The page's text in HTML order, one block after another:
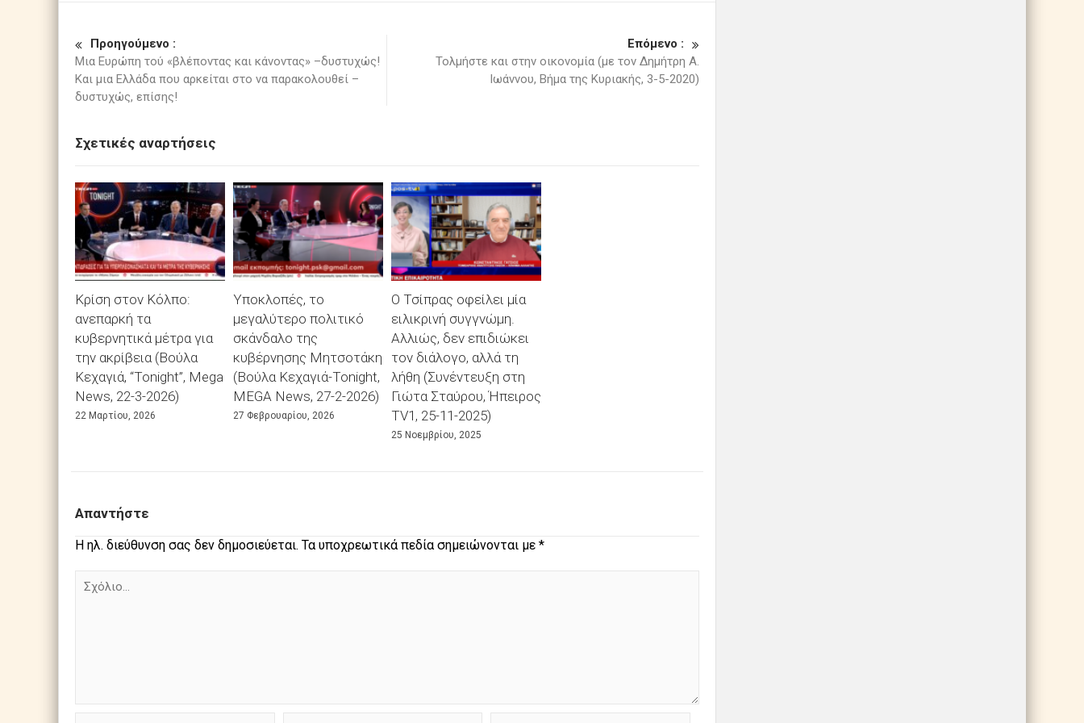
Προηγούμενο :
Μια Ευρώπη τού «βλέποντας και κάνοντας» –δυστυχώς!
Και μια Ελλάδα που αρκείται στο να παρακολουθεί –
δυστυχώς, επίσης!
Επόμενο :
Τολμήστε και στην οικονομία (με τον Δημήτρη Α.
Ιωάννου, Βήμα της Κυριακής, 3-5-2020)
Σχετικές αναρτήσεις
Κρίση στον Κόλπο:
ανεπαρκή τα
κυβερνητικά μέτρα για
την ακρίβεια (Βούλα
Κεχαγιά, “Tonight”, Mega
News, 22-3-2026)
22 Μαρτίου, 2026
Υποκλοπές, το
μεγαλύτερο πολιτικό
σκάνδαλο της
κυβέρνησης Μητσοτάκη
(Βούλα Κεχαγιά-Tonight,
MEGA News, 27-2-2026)
27 Φεβρουαρίου, 2026
Ο Τσίπρας οφείλει μία
ειλικρινή συγγνώμη.
Αλλιώς, δεν επιδιώκει
τον διάλογο, αλλά τη
λήθη (Συνέντευξη στη
Γιώτα Σταύρου, Ήπειρος
TV1, 25-11-2025)
25 Νοεμβρίου, 2025
Απαντήστε
Η ηλ. διεύθυνση σας δεν δημοσιεύεται. Τα υποχρεωτικά πεδία σημειώνονται με *